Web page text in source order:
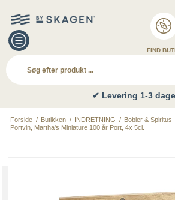
FIND
✔ Levering 1-3 dage
Forside / Butikken / INDRETNING / Bobler & Spiritus
Portvin, Martha's Miniature 100 år Port, 4x 5cl.